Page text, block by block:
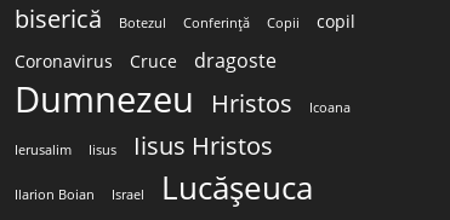
biserică Botezul Conferință Copii
copil
Coronavirus
Cruce dragoste
Dumnezeu Hristos Icoana
Ierusalim Iisus Iisus Hristos
Ilarion Boian Israel Lucășeuca